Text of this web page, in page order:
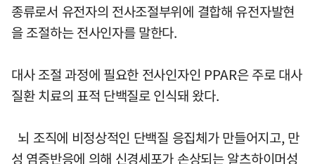
종류로서 유전자의 전사조절부위에 결합해 유전자발현
을 조절하는 전사인자를 말한다.
대사 조절 과정에 필요한 전사인자인 PPAR은 주로 대사
질환 치료의 표적 단백질로 인식돼 왔다.
뇌 조직에 비정상적인 단백질 응집체가 만들어지고, 만
성 염증반응에 의해 신경세포가 손상되는 알츠하이머성